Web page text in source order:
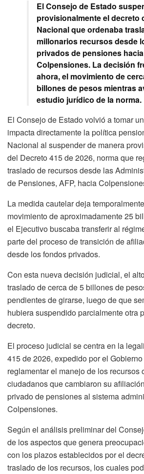
El Consejo de Estado
provisionalmente el decreto
Nacional que ordenaba
millonarios recursos desde
privados de pensiones hacia
Colpensiones. La decisión
ahora, el movimiento de
billones de pesos mientras
estudio jurídico de la norma.
El Consejo de Estado volvió a tomar
impacta directamente la política
Nacional al suspender de manera
del Decreto 415 de 2026, norma que
traslado de recursos desde las
de Pensiones, AFP, hacia
La medida cautelar deja
movimiento de aproximadamente 25
el Ejecutivo buscaba transferir al
parte del proceso de transición de
desde los fondos privados.
Con esta nueva decisión judicial, el
traslado de cerca de 5 billones de
pendientes de girarse, luego de que
hubiera suspendido parcialmente otra
decreto.
El proceso judicial se centra en la
415 de 2026, expedido por el
reglamentar el manejo de los recursos
ciudadanos que cambiaron su
privado de pensiones al sistema
Colpensiones.
Según el análisis preliminar del
de los aspectos que genera
con los plazos establecidos por el
traslado de los recursos, los cuales